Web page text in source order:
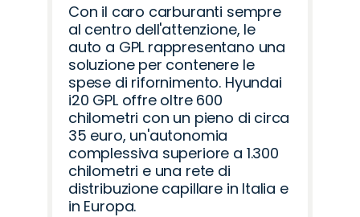
Con il caro carburanti sempre
al centro dell'attenzione, le
auto a GPL rappresentano una
soluzione per contenere le
spese di rifornimento. Hyundai
i20 GPL offre oltre 600
chilometri con un pieno di circa
35 euro, un'autonomia
complessiva superiore a 1.300
chilometri e una rete di
distribuzione capillare in Italia e
in Europa.